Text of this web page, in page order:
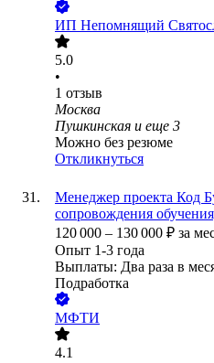
ИП Непомнящий
5.0
•
1 отзыв
Москва
Пушкинская и еще 3
Можно без резюме
Откликнуться
Менеджер проекта Код
сопровождения
120 000 – 130 000 ₽ за
Опыт 1-3 года
Выплаты: Два раза в
Подработка
МФТИ
4.1